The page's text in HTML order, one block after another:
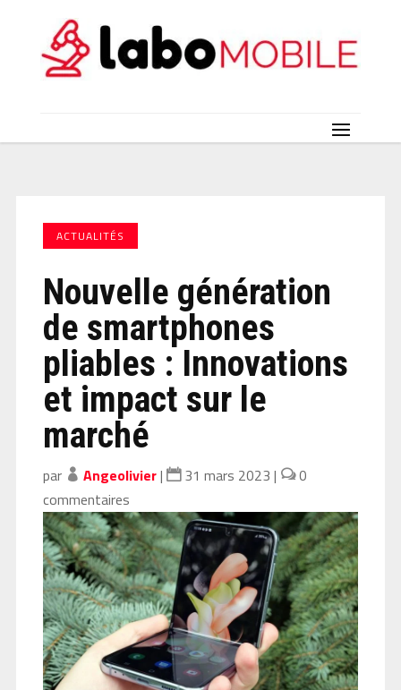
ACTUALITÉS
Nouvelle génération
de smartphones
pliables : Innovations
et impact sur le
marché
par Angeolivier| 31 mars 2023 |
0
commentaires